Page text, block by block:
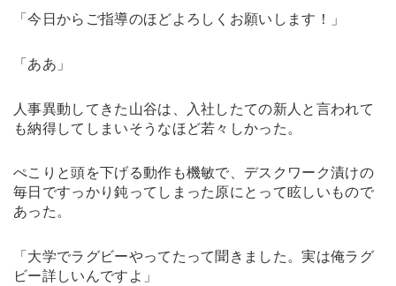
「今日からご指導のほどよろしくお願いします！」
「ああ」
人事異動してきた山谷は、入社したての新人と言われて
も納得してしまいそうなほど若々しかった。
ぺこりと頭を下げる動作も機敏で、デスクワーク漬けの
毎日ですっかり鈍ってしまった原にとって眩しいもので
あった。
「大学でラグビーやってたって聞きました。実は俺ラグ
ビー詳しいんですよ」